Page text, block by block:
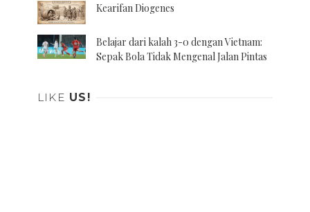
Kearifan Diogenes
Belajar dari kalah 3-0 dengan Vietnam:
Sepak Bola Tidak Mengenal Jalan Pintas
LIKE US!